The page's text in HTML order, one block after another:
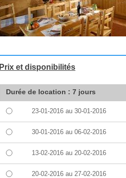
Prix et disponibilités
Durée de location : 7 jours
23-01-2016 au 30-01-2016
30-01-2016 au 06-02-2016
13-02-2016 au 20-02-2016
20-02-2016 au 27-02-2016